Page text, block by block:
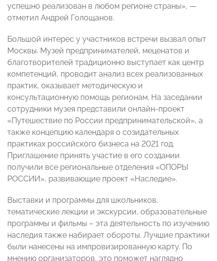
успешно реализован в любом регионе страны», —
отметил Андрей Голощанов.
Большой интерес у участников встречи вызвал опыт
Москвы. Музей предпринимателей, меценатов и
благотворителей традиционно выступает как центр
компетенций, проводит анализ всех реализованных
практик, оказывает методическую и
консультационную помощь регионам. На заседании
сотрудники музея представили онлайн-проект
«Путешествие по России предпринимательской», а
также концепцию календаря о созидательных
практиках российского бизнеса на 2021 год.
Приглашение принять участие в его создании
получили все региональные отделения «ОПОРЫ
РОССИИ», развивающие проект «Наследие».
Выставки и программы для школьников,
тематические лекции и экскурсии, образовательные
программы и фильмы – эта деятельность по изучению
наследия также набирает обороты. Лучшие практики
были нанесены на импровизированную карту. По
мнению организаторов, это поможет наглядно